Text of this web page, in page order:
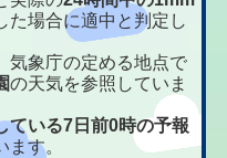
た場合に適中と判定し
象庁の定める地点で
の天気を参照していま
ている7日前0時の予報
す。